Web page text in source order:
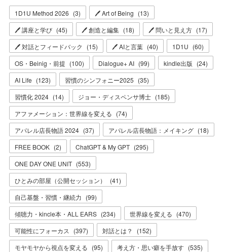
1D1U Method 2026 (3) 🖊 Art of Being (13)
🖊 講座と学び (45) 🖊 創造と編集 (18) 🖊 問いと見え方 (17)
🖊 対話とフィードバック
(15) 🖊 AIと言葉 (40) 1D1U (60)
OS・Beinig・前提 (100) Dialogue+ AI (99) kindle出版 (24)
AI Life (123) 習慣のシンフォニー2025 (35)
習慣化 2024 (14) ジョー・ディスペンサ博士 (185)
アファメーション：世界線を変える (74)
アパレル店長物語 2024 (37) アパレル店長物語：メイキング (18)
FREE BOOK (2) ChatGPT & My GPT (295)
ONE DAY ONE UNIT (553)
ひとみの部屋（公開セッション）
(41)
自己基盤・習慣・継続力 (99)
傾聴力・kincle本・ALL EARS (234) 世界線を変える (470)
可能性にフォーカス
(397) 対話とは？ (152)
モヤモヤから視点を変える (95) 考え方・思い癖を手放す (535)